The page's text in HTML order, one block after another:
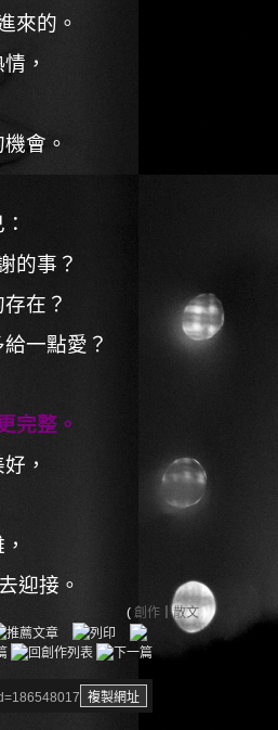
來的。
，
會。
的事？
在？
一點愛？
完整。
，
迎接。
( 創作 ｜散文 )